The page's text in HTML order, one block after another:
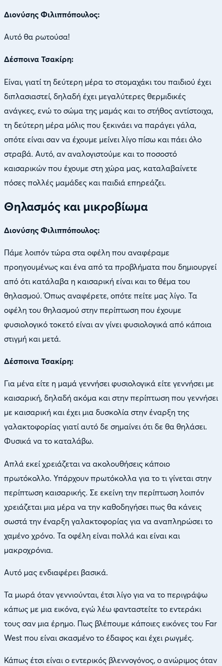
Διονύσης Φιλιππόπουλος:
Αυτό θα ρωτούσα!
Δέσποινα Τσακίρη:
Είναι, γιατί τη δεύτερη μέρα το στομαχάκι του παιδιού έχει
διπλασιαστεί, δηλαδή έχει μεγαλύτερες θερμιδικές
ανάγκες, ενώ το σώμα της μαμάς και το στήθος αντίστοιχα,
τη δεύτερη μέρα μόλις που ξεκινάει να παράγει γάλα,
οπότε είναι σαν να έχουμε μείνει λίγο πίσω και πάει όλο
στραβά. Αυτό, αν αναλογιστούμε και το ποσοστό
καισαρικών που έχουμε στη χώρα μας, καταλαβαίνετε
πόσες πολλές μαμάδες και παιδιά επηρεάζει.
Θηλασμός και μικροβίωμα
Διονύσης Φιλιππόπουλος:
Πάμε λοιπόν τώρα στα οφέλη που αναφέραμε
προηγουμένως και ένα από τα προβλήματα που δημιουργεί
από ότι κατάλαβα η καισαρική είναι και το θέμα του
θηλασμού. Όπως αναφέρετε, οπότε πείτε μας λίγο. Τα
οφέλη του θηλασμού στην περίπτωση που έχουμε
φυσιολογικό τοκετό είναι αν γίνει φυσιολογικά από κάποια
στιγμή και μετά.
Δέσποινα Τσακίρη:
Για μένα είτε η μαμά γεννήσει φυσιολογικά είτε γεννήσει με
καισαρική, δηλαδή ακόμα και στην περίπτωση που γεννήσει
με καισαρική και έχει μια δυσκολία στην έναρξη της
γαλακτοφορίας γιατί αυτό δε σημαίνει ότι δε θα θηλάσει.
Φυσικά να το καταλάβω.
Απλά εκεί χρειάζεται να ακολουθήσεις κάποιο
πρωτόκολλο. Υπάρχουν πρωτόκολλα για το τι γίνεται στην
περίπτωση καισαρικής. Σε εκείνη την περίπτωση λοιπόν
χρειάζεται μια μέρα να την καθοδηγήσει πως θα κάνεις
σωστά την έναρξη γαλακτοφορίας για να αναπληρώσει το
χαμένο χρόνο. Τα οφέλη είναι πολλά και είναι και
μακροχρόνια.
Αυτό μας ενδιαφέρει βασικά.
Τα μωρά όταν γεννιούνται, έτσι λίγο για να το περιγράψω
κάπως με μια εικόνα, εγώ λέω φανταστείτε το εντεράκι
τους σαν μια έρημο. Πως βλέπουμε κάποιες εικόνες του Far
West που είναι σκασμένο το έδαφος και έχει ρωγμές.
Κάπως έτσι είναι o εντερικός βλεννογόνος, ο ανώριμος όταν